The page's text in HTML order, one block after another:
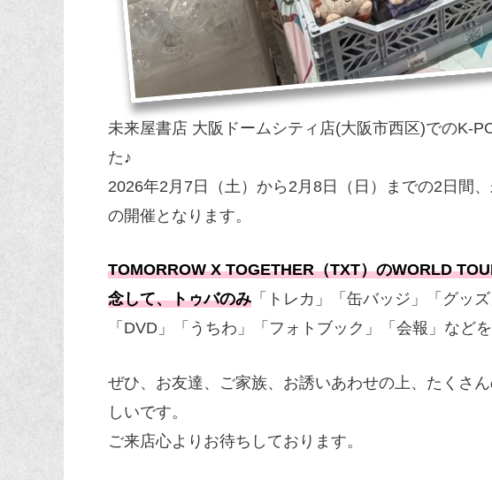
未来屋書店 大阪ドームシティ店(大阪市西区)でのK-
た♪
2026年2月7日（土）から2月8日（日）までの2日間
の開催となります。
TOMORROW X TOGETHER（TXT）のWORLD
念して、トゥバのみ 「トレカ」「缶バッジ」「グッ
「DVD」「うちわ」「フォトブック」「会報」など
ぜひ、お友達、ご家族、お誘いあわせの上、たくさ
しいです。
ご来店心よりお待ちしております。